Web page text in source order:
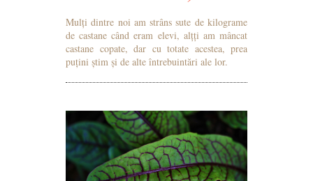
Mulți dintre noi am strâns sute de kilograme
de castane când eram elevi, alțți am mâncat
castane copate, dar cu totate acestea, prea
puțini știm și de alte întrebuintări ale lor.